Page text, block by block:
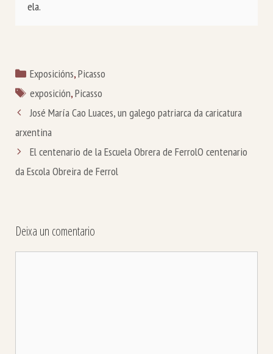
Categorías
Exposicións,Picasso
Etiquetas
exposición,Picasso
José María Cao Luaces, un galego patriarca da caricatura
arxentina
El centenario de la Escuela Obrera de FerrolO centenario
da Escola Obreira de Ferrol
Deixa un comentario